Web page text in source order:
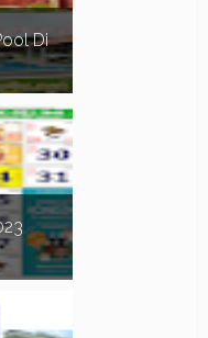
Di
Dalam
Timur,
...